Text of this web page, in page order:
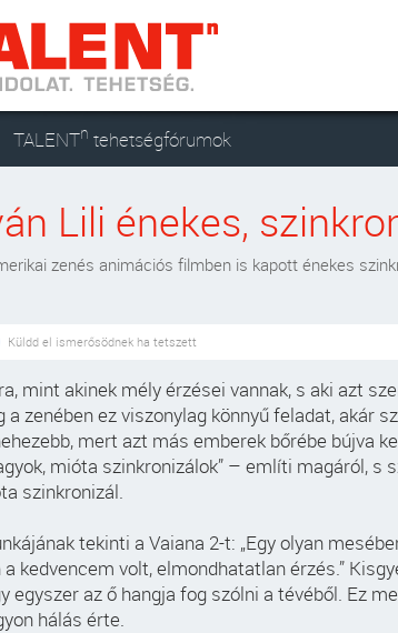
TALENTn tehetségfórumok
Lili énekes,
zenés animációs filmben is kapott énekes
Küldd el ismerősödnek ha tetszett
mint akinek mély érzései vannak, s aki azt
a zenében ez viszonylag könnyű feladat, akár
mert azt más emberek bőrébe bújva
mióta szinkronizálok” – említi magáról, s
szinkronizál.
tekinti a Vaiana 2-t: „Egy olyan
kedvencem volt, elmondhatatlan érzés.”
egyszer az ő hangja fog szólni a tévéből. Ez
hálás érte.